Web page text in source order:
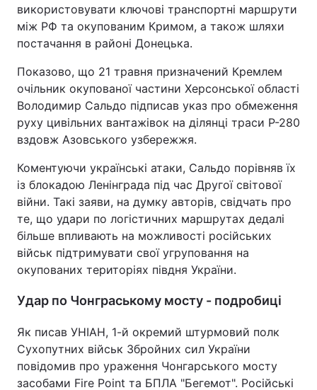
використовувати ключові транспортні маршрути
між РФ та окупованим Кримом, а також шляхи
постачання в районі Донецька.
Показово, що 21 травня призначений Кремлем
очільник окупованої частини Херсонської області
Володимир Сальдо підписав указ про обмеження
руху цивільних вантажівок на ділянці траси Р-280
вздовж Азовського узбережжя.
Коментуючи українські атаки, Сальдо порівняв їх
із блокадою Ленінграда під час Другої світової
війни. Такі заяви, на думку авторів, свідчать про
те, що удари по логістичних маршрутах дедалі
більше впливають на можливості російських
військ підтримувати свої угруповання на
окупованих територіях півдня України.
Удар по Чонграському мосту - подробиці
Як писав УНІАН, 1-й окремий штурмовий полк
Сухопутних військ Збройних сил України
повідомив про ураження Чонгарського мосту
засобами Fire Point та БПЛА "Бегемот". Російські